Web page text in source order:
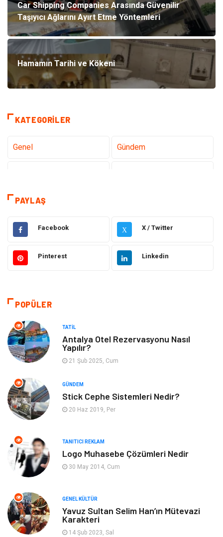
Car Shipping Companies Arasında Güvenilir
Taşıyıcı Ağlarını Ayırt Etme Yöntemleri
Hamamın Tarihi ve Kökeni
KATEGORILER
Genel Gündem
Sağlık
Eğitim Hukuk
Otomotiv Elektrik & Elektronik
Giyim
Makine
Tatil
Emlak
Gayrimenkul Moda
Bilgisayar & Yazılım Müzik
Mobilya
Ev İşleri
Aksesuar
PAYLAŞ
Facebook X X / Twitter
Pinterest Linkedin
POPÜLER
TATIL
Antalya Otel Rezervasyonu Nasıl
Yapılır?
21 Şub 2025, Cum
GÜNDEM
Stick Cephe Sistemleri Nedir?
20 Haz 2019, Per
TANITICI REKLAM
Logo Muhasebe Çözümleri Nedir
30 May 2014, Cum
GENEL KÜLTÜR
Yavuz Sultan Selim Han’ın Mütevazi
Karakteri
14 Şub 2023, Sal